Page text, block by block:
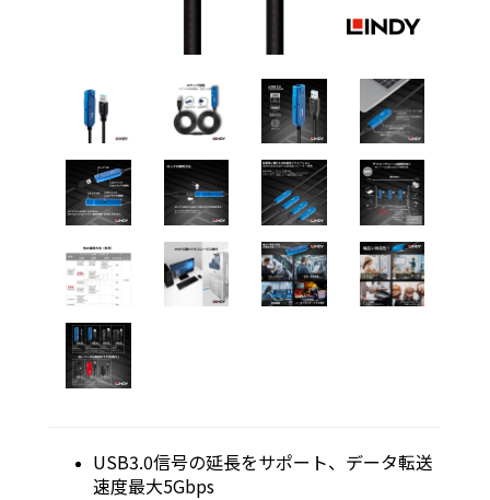
USB3.0信号の延長をサポート、データ転送
速度最大5Gbps